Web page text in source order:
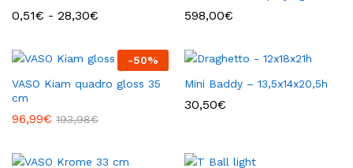
0,51€ - 28,30€
0,51€
a
28,30€
598,00€
-50%
VASO Kiam quadro gloss 35
cm
96,99€ 193,98€
Mini Baddy – 13,5x14x20,5h
30,50€